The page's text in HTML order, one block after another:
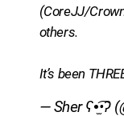
(CoreJJ/
others.
It’s been
— Sher ʕ•̫͡•ʔ